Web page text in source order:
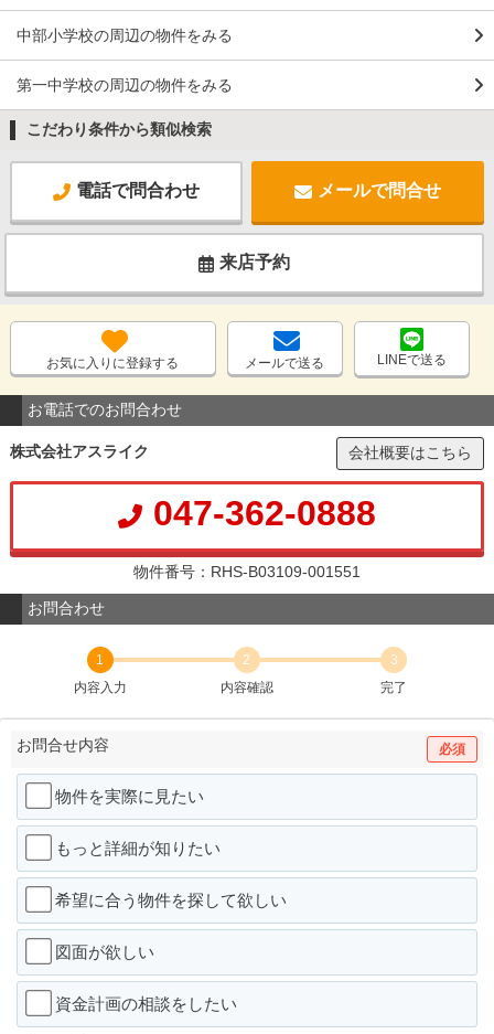
中部小学校の周辺の物件をみる
第一中学校の周辺の物件をみる
こだわり条件から類似検索
電話で問合わせ メールで問合せ
来店予約
お気に入りに登録する メールで送る LINEで送る
お電話でのお問合わせ
株式会社アスライク 会社概要はこちら
047-362-0888
物件番号：RHS-B03109-001551
お問合わせ
1
内容入力
2
内容確認
3
完了
お問合せ内容 必須
物件を実際に見たい
もっと詳細が知りたい
希望に合う物件を探して欲しい
図面が欲しい
資金計画の相談をしたい